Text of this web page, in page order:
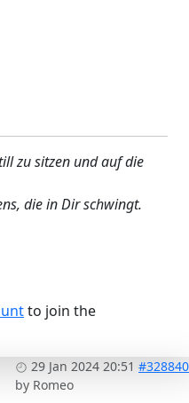
zu sitzen und auf die
die in Dir schwingt.
to join the
29 Jan 2024 20:51 #328840
by Romeo